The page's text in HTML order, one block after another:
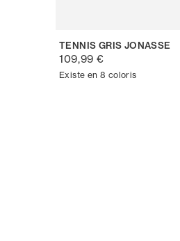
TENNIS GRIS JONASSE
109,99 €
Existe en 8 coloris